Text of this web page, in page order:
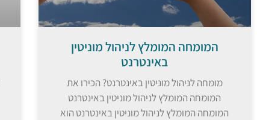
המומחה המומלץ לניהול מוניטין
באינטרנט
מומחה לניהול מוניטין באינטרנט? הכירו את
המומחה המומלץ לניהול מוניטין באינטרנט
המומחה המומלץ לניהול מוניטין באינטרנט הוא